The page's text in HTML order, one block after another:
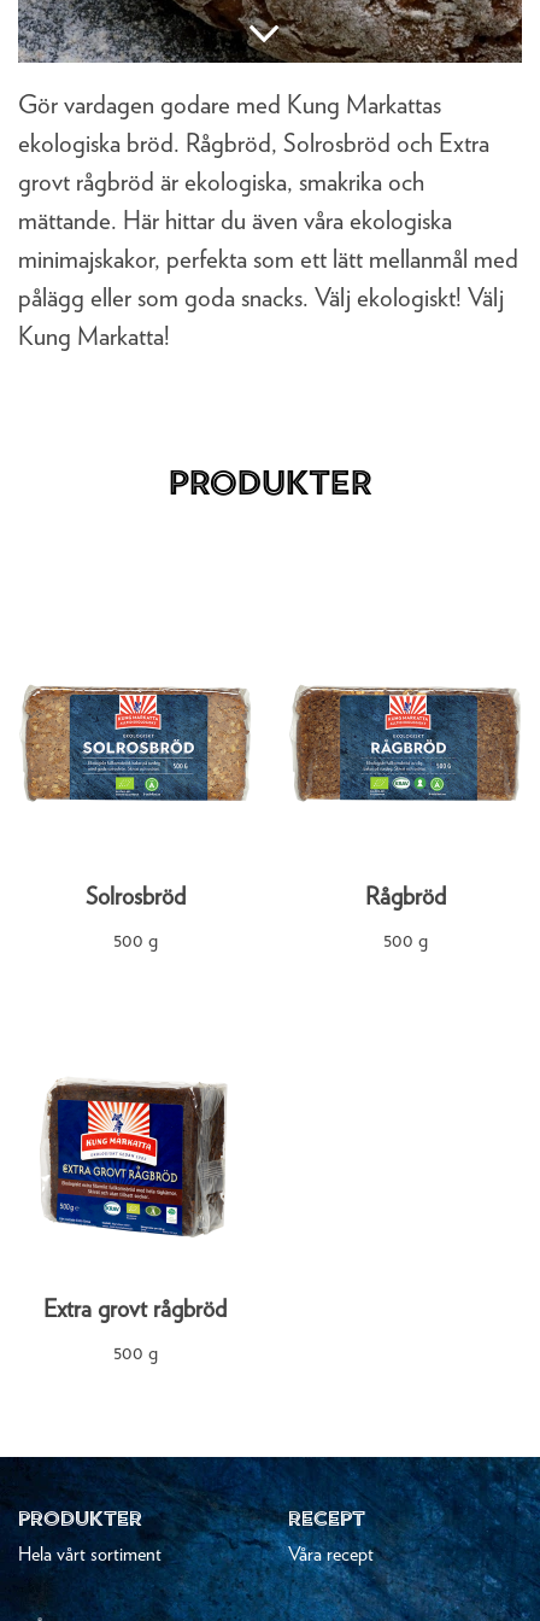
Gör vardagen godare med Kung Markattas
ekologiska bröd. Rågbröd, Solrosbröd och Extra
grovt rågbröd är ekologiska, smakrika och
mättande. Här hittar du även våra ekologiska
minimajskakor, perfekta som ett lätt mellanmål med
pålägg eller som goda snacks. Välj ekologiskt! Välj
Kung Markatta!
PRODUKTER
Solrosbröd
500 g
Rågbröd
500 g
Extra grovt rågbröd
500 g
PRODUKTER
Hela vårt sortiment
RECEPT
Våra recept